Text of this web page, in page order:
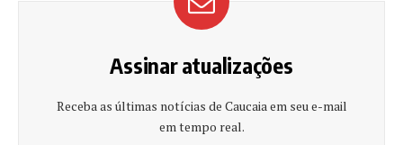
Assinar atualizações
Receba as últimas notícias de Caucaia em seu e-mail
em tempo real.